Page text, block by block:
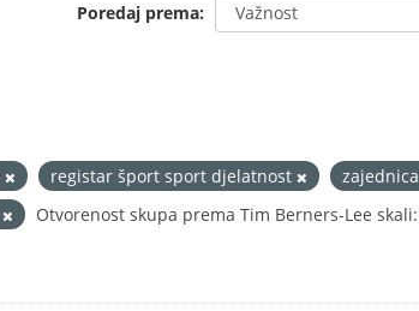
Poredaj prema
registar šport sport djelatnost
zajednica
Otvorenost skupa prema Tim Berners-Lee skali: